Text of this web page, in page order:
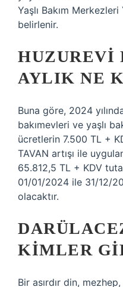
Yaşlı Bakım
belirlenir.
HUZUREVI
AYLIK NE
Buna göre, 2024
bakımevleri ve yaşlı
ücretlerin 7.500 TL +
TAVAN artışı ile
65.812,5 TL + KDV
01/01/2024 ile 31/12/
olacaktır.
KIMLER
Bir asırdır din,